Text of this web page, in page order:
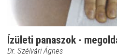
Ízületi panaszok -
Dr. Szélvári Ágnes